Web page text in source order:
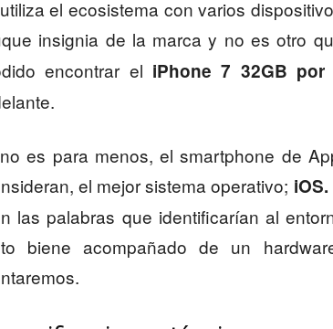
el ecosistema con varios
insignia de la marca y no es otro
encontrar el iPhone 7 32GB por
es para menos, el smartphone de
el mejor sistema operativo; iOS.
las palabras que identificarían al
biene acompañado de un